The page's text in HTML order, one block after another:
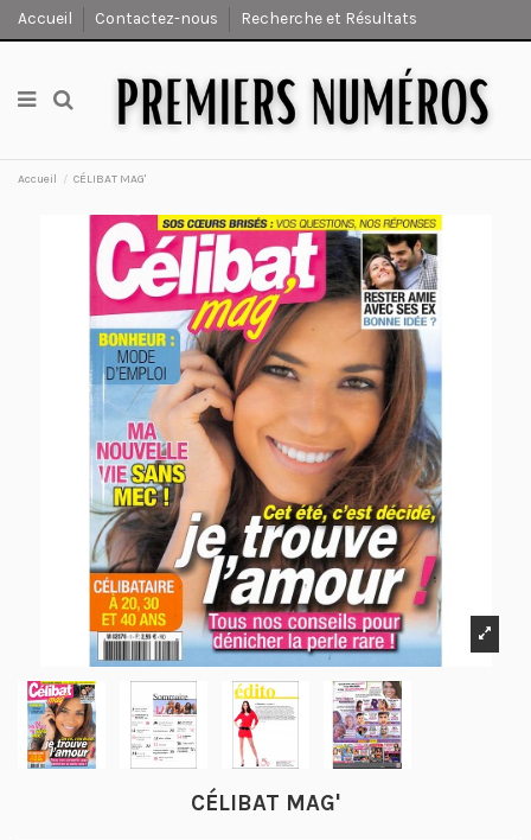
Accueil Contactez-nous Recherche et Résultats
Accueil CÉLIBAT MAG'
CÉLIBAT MAG'